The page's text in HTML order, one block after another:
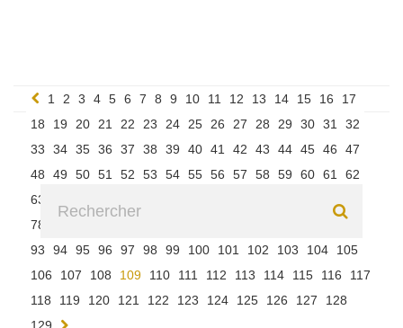
1 2 3 4 5 6 7 8 9 10 11 12 13 14 15 16
17
18
19 20 21 22 23 24 25 26 27 28 29 30 31
32
33
34 35 36 37 38 39 40 41 42 43 44 45 46
47
48
49 50 51 52 53 54 55 56 57 58 59 60 61
62
63
78
93
94 95 96 97 98 99 100 101 102 103 104
105
106
107 108 109 110 111 112 113 114 115 116
117
118
119 120 121 122 123 124 125 126 127
128